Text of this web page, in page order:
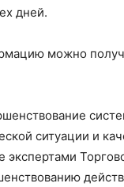
дней.
можно
ситуации и